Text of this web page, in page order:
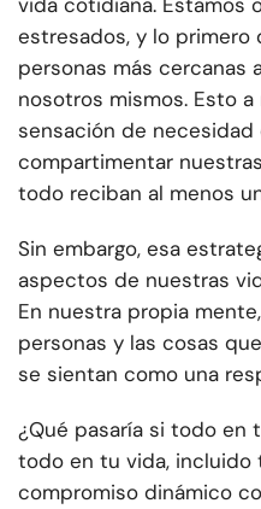
estresados, y lo primero
personas más cercanas
nosotros mismos. Esto
sensación de necesidad
compartimentar
todo reciban al menos
Sin embargo, esa
aspectos de nuestras
En nuestra propia
personas y las cosas
se sientan como una
¿Qué pasaría si todo en
todo en tu vida, incluido
compromiso dinámico